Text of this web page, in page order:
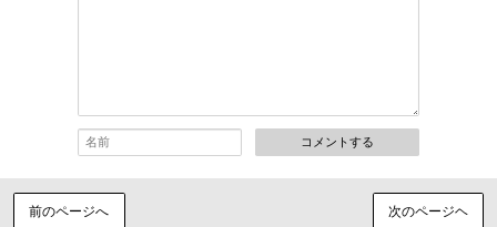
コメントする
前のページへ 次のページヘ